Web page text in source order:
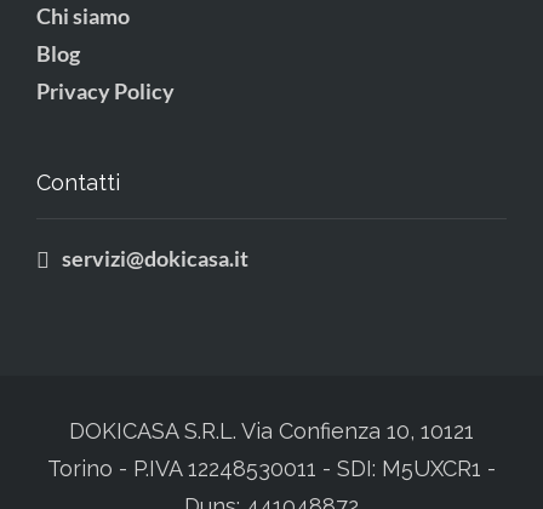
Chi siamo
Blog
Privacy Policy
Contatti
servizi@dokicasa.it
DOKICASA S.R.L. Via Confienza 10, 10121
Torino - P.IVA 12248530011 - SDI: M5UXCR1 -